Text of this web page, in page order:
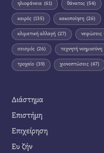
ηλιοφάνεια (61) θάνατος (54)
καιρός (135) κακοποίηση (26)
κλιματική αλλαγή (27) νεφώσεις
σεισμός (26) τεχνητή νοημοσύνη
τροχαίο (39) χιονοπτώσεις (47)
Διάστημα
Επιστήμη
Επιχείρηση
Ευ ζήν